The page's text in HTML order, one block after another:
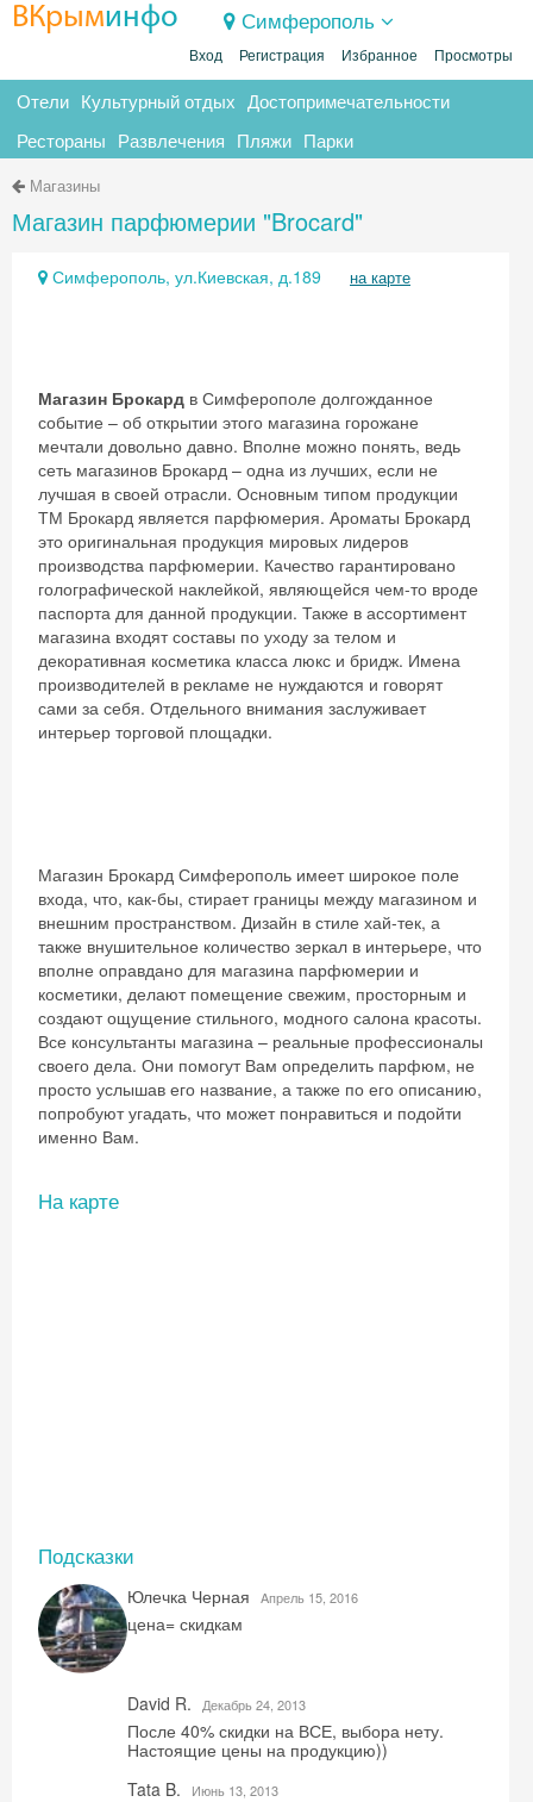
ВКрыминфо Симферополь
Вход Регистрация Избранное Просмотры
Отели Культурный отдых Достопримечательности
Рестораны Развлечения Пляжи Парки
Магазины
Магазин парфюмерии "Brocard"
Симферополь, ул.Киевская, д.189 на карте
Магазин Брокард в Симферополе долгожданное
событие – об открытии этого магазина горожане
мечтали довольно давно. Вполне можно понять, ведь
сеть магазинов Брокард – одна из лучших, если не
лучшая в своей отрасли. Основным типом продукции
ТМ Брокард является парфюмерия. Ароматы Брокард
это оригинальная продукция мировых лидеров
производства парфюмерии. Качество гарантировано
голографической наклейкой, являющейся чем-то вроде
паспорта для данной продукции. Также в ассортимент
магазина входят составы по уходу за телом и
декоративная косметика класса люкс и бридж. Имена
производителей в рекламе не нуждаются и говорят
сами за себя. Отдельного внимания заслуживает
интерьер торговой площадки.
Магазин Брокард Симферополь имеет широкое поле
входа, что, как-бы, стирает границы между магазином и
внешним пространством. Дизайн в стиле хай-тек, а
также внушительное количество зеркал в интерьере, что
вполне оправдано для магазина парфюмерии и
косметики, делают помещение свежим, просторным и
создают ощущение стильного, модного салона красоты.
Все консультанты магазина – реальные профессионалы
своего дела. Они помогут Вам определить парфюм, не
просто услышав его название, а также по его описанию,
попробуют угадать, что может понравиться и подойти
именно Вам.
На карте
Подсказки
Юлечка Черная Aпрель 15, 2016
цена= скидкам
David R. Декабрь 24, 2013
После 40% скидки на ВСЕ, выбора нету.
Настоящие цены на продукцию))
Tata B.
Июнь 13, 2013
Скидка −5%
Хочешь дешевле? Оставь почту и получи